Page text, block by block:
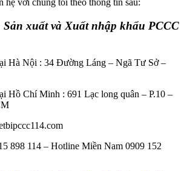
hệ với chúng tôi theo thông tin sau:
Sản xuất và Xuất nhập khẩu PCCC
Hà Nội : 34 Đường Láng – Ngã Tư Sở –
Hồ Chí Minh : 691 Lạc long quân – P.10 –
898 114 – Hotline Miền Nam 0909 152